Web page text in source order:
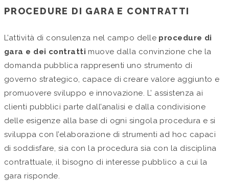
PROCEDURE DI GARA E CONTRATTI
L’attività di consulenza nel campo delle procedure di
gara e dei contratti muove dalla convinzione che la
domanda pubblica rappresenti uno strumento di
governo strategico, capace di creare valore aggiunto e
promuovere sviluppo e innovazione. L’ assistenza ai
clienti pubblici parte dall’analisi e dalla condivisione
delle esigenze alla base di ogni singola procedura e si
sviluppa con l’elaborazione di strumenti ad hoc capaci
di soddisfare, sia con la procedura sia con la disciplina
contrattuale, il bisogno di interesse pubblico a cui la
gara risponde.